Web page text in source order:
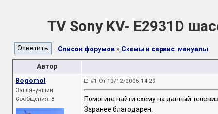
TV Sony KV- E2931D
Список форумов» Схемы и сервис-мануалы
Автор
Bogomol
Заглянувший
Сообщения: 8
#1 От 13/12/2005 14:29
Помогите найти схему на данный
Заранее благодарен.